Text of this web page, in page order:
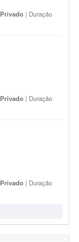
Privado | Duração
Privado | Duração
Privado | Duração